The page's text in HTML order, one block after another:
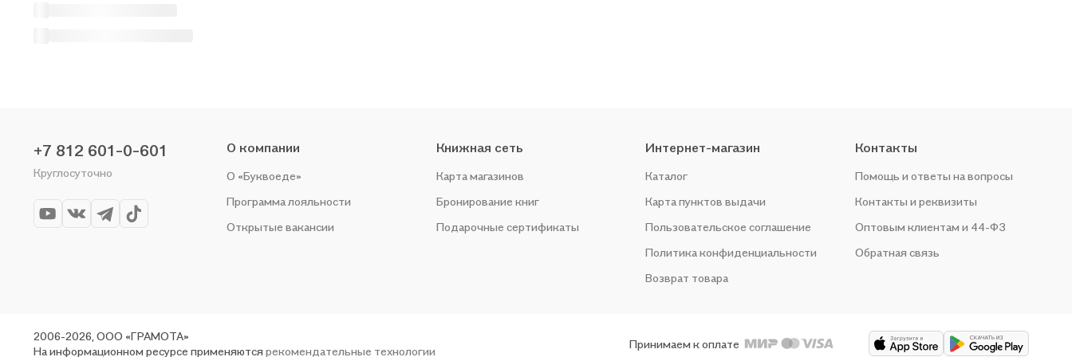
+7 812 601-0-601
Круглосуточно
О компании
О «Буквоеде»
Программа лояльности
Открытые вакансии
Книжная сеть
Карта магазинов
Бронирование книг
Подарочные сертификаты
Интернет-магазин
Каталог
Карта пунктов выдачи
Пользовательское соглашение
Политика конфиденциальности
Возврат товара
Контакты
Помощь и ответы на вопросы
Контакты и реквизиты
Оптовым клиентам и 44-ФЗ
Обратная связь
2006-2026, ООО «ГРАМОТА»
На информационном ресурсе применяются рекомендательные технологии
Принимаем к оплате